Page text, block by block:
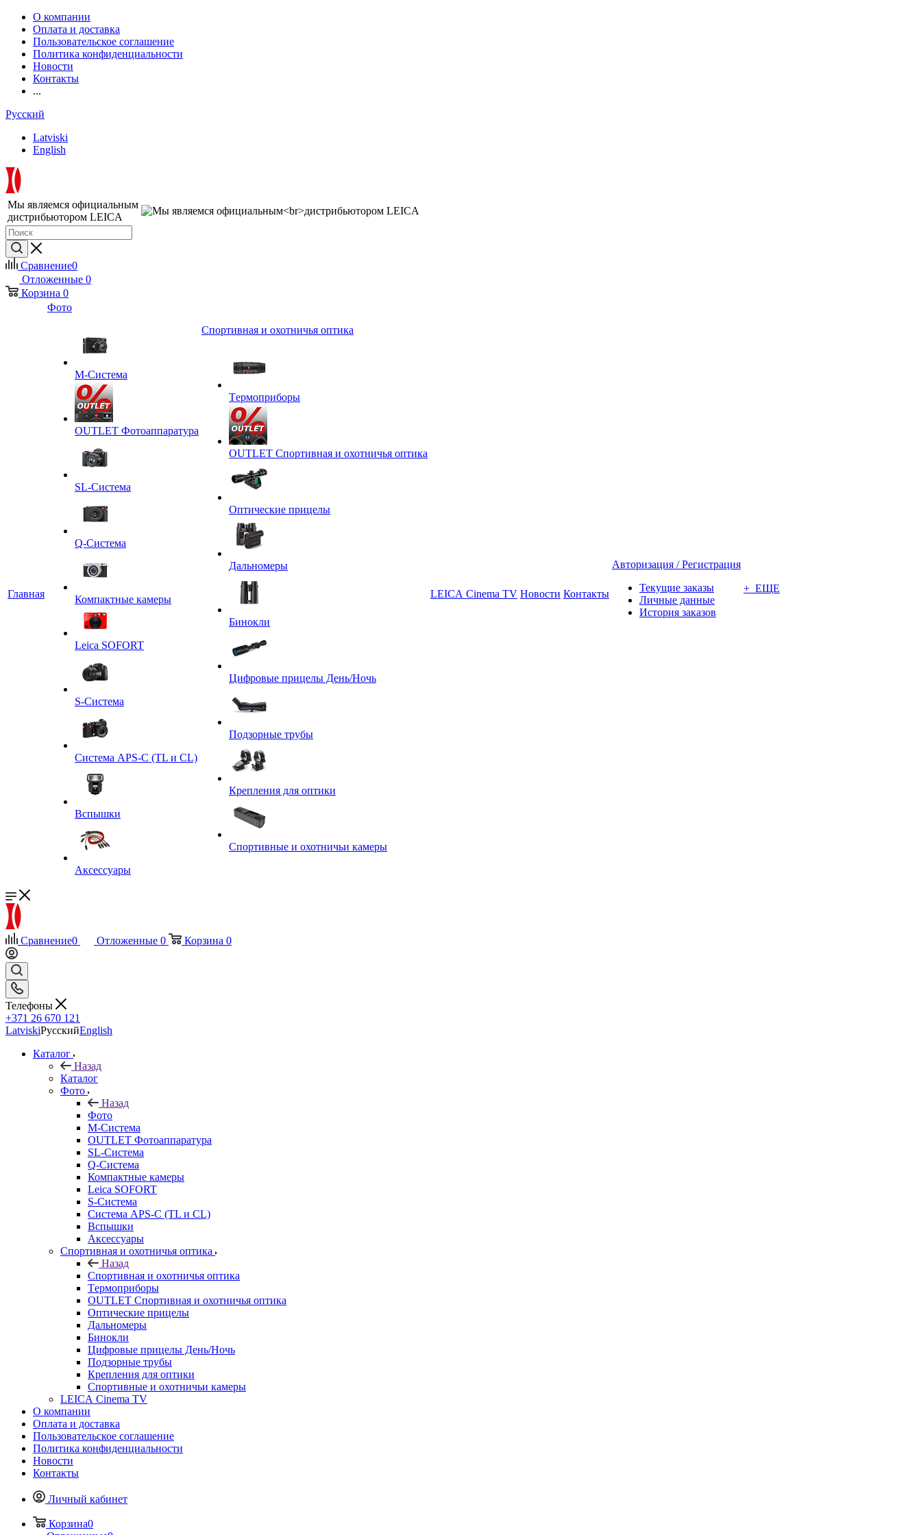
О компании
Оплата и доставка
Пользовательское соглашение
Политика конфиденциальности
Новости
Контакты
...
Русский
Latviski
English
Мы являемся официальным
дистрибьютором LEICA
Сравнение0
Отложенные 0
Корзина 0
Главная
Фото
M-Система
OUTLET Фотоаппаратура
SL-Система
Q-Cистема
Компактные камеры
Leica SOFORT
S-Система
Система APS-C (TL и CL)
Вспышки
Аксессуары
Спортивная и охотничья оптика
Tермоприборы
OUTLET Спортивная и охотничья оптика
Оптические прицелы
Дальномеры
Бинокли
Цифровые прицелы День/Ночь
Подзорные трубы
Крепления для оптики
Спортивные и охотничьи камеры
LEICA Cinema TV Новости Контакты
Авторизация / Регистрация
Текущие заказы
Личные данные
История заказов
+ ЕЩЕ
Сравнение0 Отложенные 0 Корзина 0
Телефоны
+371 26 670 121
LatviskiРусскийEnglish
Каталог
Назад
Каталог
Фото
Назад
Фото
M-Система
OUTLET Фотоаппаратура
SL-Система
Q-Cистема
Компактные камеры
Leica SOFORT
S-Система
Система APS-C (TL и CL)
Вспышки
Аксессуары
Спортивная и охотничья оптика
Назад
Спортивная и охотничья оптика
Tермоприборы
OUTLET Спортивная и охотничья оптика
Оптические прицелы
Дальномеры
Бинокли
Цифровые прицелы День/Ночь
Подзорные трубы
Крепления для оптики
Спортивные и охотничьи камеры
LEICA Cinema TV
О компании
Оплата и доставка
Пользовательское соглашение
Политика конфиденциальности
Новости
Контакты
Личный кабинет
Корзина0